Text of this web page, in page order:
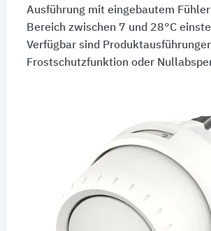
Ausführung mit eingebautem
Bereich zwischen 7 und 28°C
Verfügbar sind
Frostschutzfunktion oder